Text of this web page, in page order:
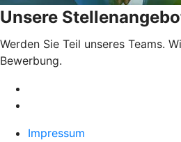
Unsere
Werden Sie Teil unseres Teams.
Bewerbung.
Impressum